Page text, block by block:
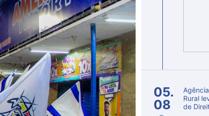
05.
08
Rural
de